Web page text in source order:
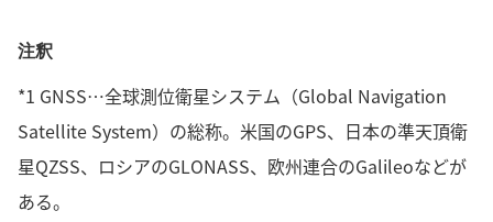
注釈
*1 GNSS…全球測位衛星システム（Global Navigation
Satellite System）の総称。米国のGPS、日本の準天頂衛
星QZSS、ロシアのGLONASS、欧州連合のGalileoなどが
ある。